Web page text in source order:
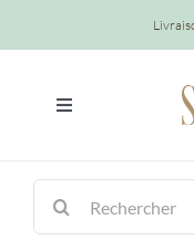
au
Toggle
Chocolats
Rechercher: